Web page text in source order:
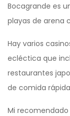
Bocagrande es
playas de arena
Hay varios
ecléctica que
restaurantes
de comida
Mi